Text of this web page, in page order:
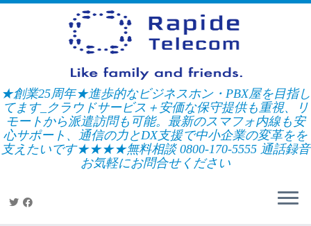
Skip
★創業25周年★進歩的なビジネスホン・PBX屋を目指し
てます_クラウドサービス＋安価な保守提供も重視、リ
モートから派遣訪問も可能。最新のスマフォ内線も安
心サポート、通信の力とDX支援で中小企業の変革をを
支えたいです★★★★無料相談 0800-170-5555 通話録音
お気軽にお問合せください